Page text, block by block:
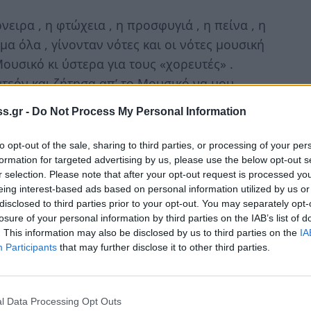
- Do Not Process My Personal Information
opt-out of the sale, sharing to third parties, or processing of your
for targeted advertising by us, please use the below opt-out
selection. Please note that after your opt-out request is processed
interest-based ads based on personal information utilized by us
to third parties prior to your opt-out. You may separately
of your personal information by third parties on the IAB’s list of
This information may also be disclosed by us to third parties on the
Participants that may further disclose it to other third parties.
Data Processing Opt Outs
, η φτώχεια , η προσφυγιά , η πείνα , η
, γίνονταν νότες και οι νότες μουσική
κι ύστερα για τους «χορευτές» .
και ζήτησα απ’ το Μουσικό να μου
πλατύ χαμόγελο , χωρίς να σταματήσει να
κι εκείνος μου ανταπέδωσε
… «bella ciao»: